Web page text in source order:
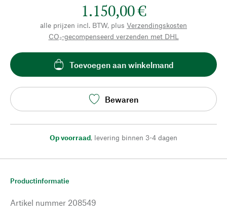
1.150,00 €
alle prijzen incl. BTW, plus Verzendingskosten
CO₂-gecompenseerd verzenden met DHL
Toevoegen aan winkelmand
Bewaren
Op voorraad, levering binnen 3-4 dagen
Productinformatie
Artikel nummer 208549